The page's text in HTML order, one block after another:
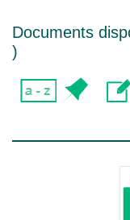
Documents
)